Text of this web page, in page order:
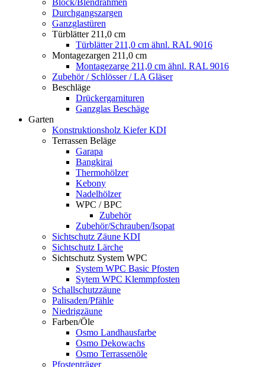
Block/Blendrahmen
Durchgangszargen
Ganzglastüren
Türblätter 211,0 cm
Türblätter 211,0 cm ähnl. RAL 9016
Montagezargen 211,0 cm
Montagezarge 211,0 cm ähnl. RAL 9016
Zubehör / Schlösser / LA Gläser
Beschläge
Drückergarnituren
Ganzglas Beschäge
Garten
Konstruktionsholz Kiefer KDI
Terrassen Beläge
Garapa
Bangkirai
Thermohölzer
Kebony
Nadelhölzer
WPC / BPC
Zubehör
Zubehör/Schrauben/Isopat
Sichtschutz Zäune KDI
Sichtschutz Lärche
Sichtschutz System WPC
System WPC Basic Pfosten
Sytem WPC Klemmpfosten
Schallschutzzäune
Palisaden/Pfähle
Niedrigzäune
Farben/Öle
Osmo Landhausfarbe
Osmo Dekowachs
Osmo Terrassenöle
Pfostenträger